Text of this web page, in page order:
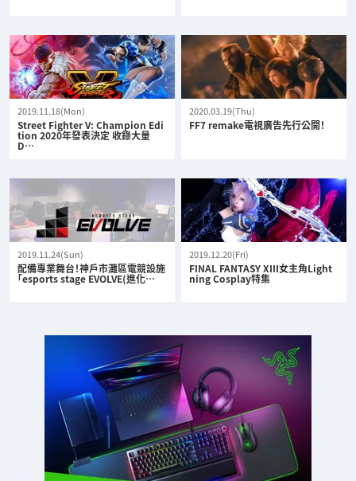
2019.11.18(Mon)
Street Fighter V: Champion Edi
tion 2020年發表決定 收錄大量
D…
2020.03.19(Thu)
FF7 remake電視廣告先行公開！
2019.11.24(Sun)
配備專業舞台！神戶市灘區電競設施
「esports stage EVOLVE(進化…
2019.12.20(Fri)
FINAL FANTASY XIII女主角Light
ning Cosplay特集